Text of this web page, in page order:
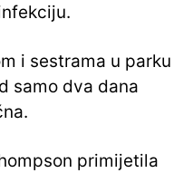
i sestrama u parku
samo dva dana
primijetila